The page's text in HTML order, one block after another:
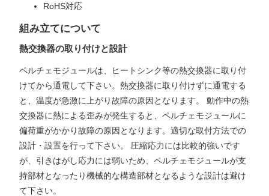
RoHS対応
組み立てについて
熱交換器の取り付けと設計
ペルチェモジュールは、ヒートシンク等の熱交換器に取り付
けてから通電して下さい。熱交換器に取り付けずに通電する
と、温度が急激に上がり故障の原因となります。 動作中の熱
交換器に熱による歪みが発生すると、ペルチェモジュールに
偏荷重がかかり故障の原因となります。適切な取付方法での
設計・設置を行って下さい。 圧縮応力には比較的強いです
が、引きはがし応力には弱いため、ペルチェモジュールが支
持部材となったり機械的な構造部材となるような設計は避け
て下さい。